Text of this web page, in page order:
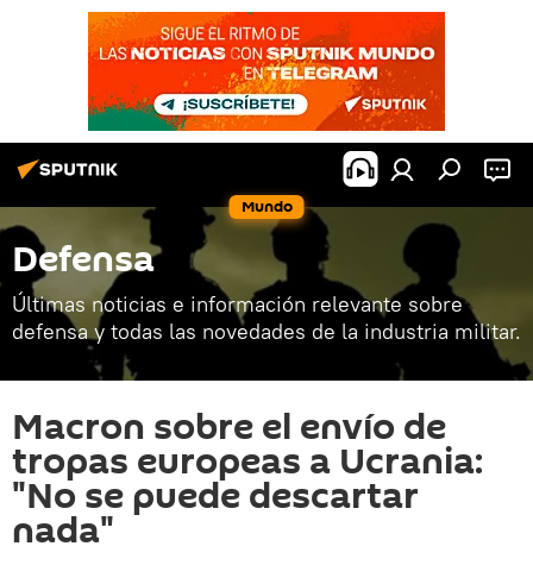
Mundo
Defensa
Últimas noticias e información relevante sobre
defensa y todas las novedades de la industria militar.
Macron sobre el envío de
tropas europeas a Ucrania:
"No se puede descartar
nada"